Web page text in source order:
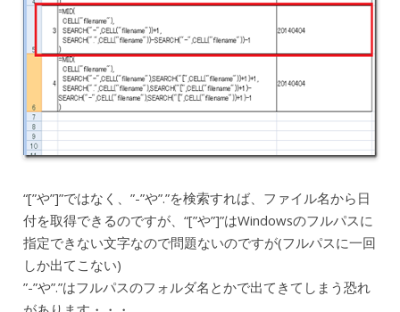
“[”や”]”ではなく、”-”や”.”を検索すれば、ファイル名から日
付を取得できるのですが、“[”や”]”はWindowsのフルパスに
指定できない文字なので問題ないのですが(フルパスに一回
しか出てこない)
”-”や”.”はフルパスのフォルダ名とかで出てきてしまう恐れ